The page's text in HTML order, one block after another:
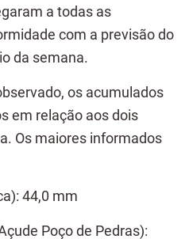
a todas as
com a previsão do
da semana.
os acumulados
em relação aos dois
Os maiores informados
44,0 mm
Poço de Pedras):